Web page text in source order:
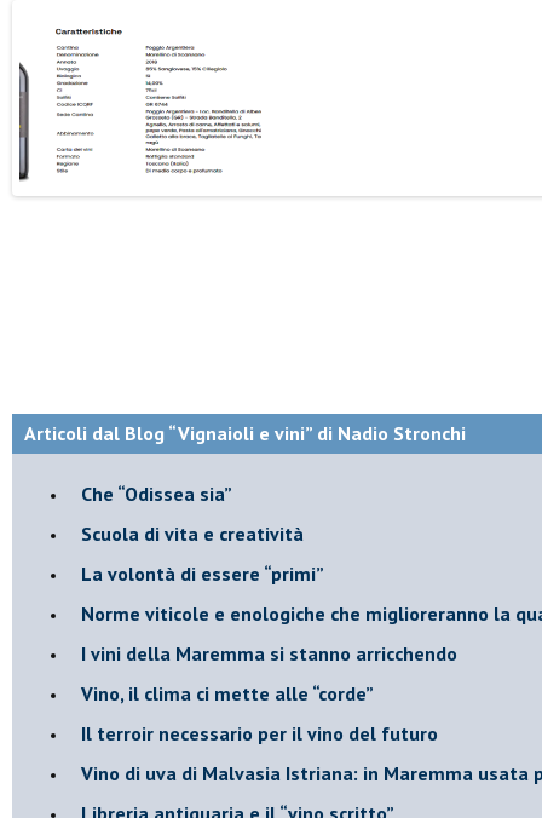
Articoli dal Blog “Vignaioli e vini” di Nadio Stronchi
​Che “Odissea sia”
Scuola di vita e creatività
​La volontà di essere “primi”
Norme viticole e enologiche che miglioreranno la
​I vini della Maremma si stanno arricchendo
Vino, il clima ci mette alle “corde”
Il terroir necessario per il vino del futuro
​Vino di uva di Malvasia Istriana: in Maremma usata
​Libreria antiquaria e il “vino scritto”